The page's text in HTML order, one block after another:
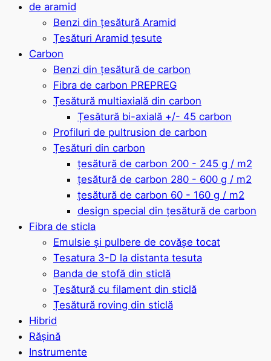
de aramid
Benzi din țesătură Aramid
Țesături Aramid țesute
Carbon
Benzi din țesătură de carbon
Fibra de carbon PREPREG
Țesătură multiaxială din carbon
Țesătură bi-axială +/- 45 carbon
Profiluri de pultrusion de carbon
Țesături din carbon
țesătură de carbon 200 - 245 g / m2
țesătură de carbon 280 - 600 g / m2
țesătură de carbon 60 - 160 g / m2
design special din țesătură de carbon
Fibra de sticla
Emulsie și pulbere de covășe tocat
Tesatura 3-D la distanta tesuta
Banda de stofă din sticlă
Țesătură cu filament din sticlă
Țesătură roving din sticlă
Hibrid
Rășină
Instrumente